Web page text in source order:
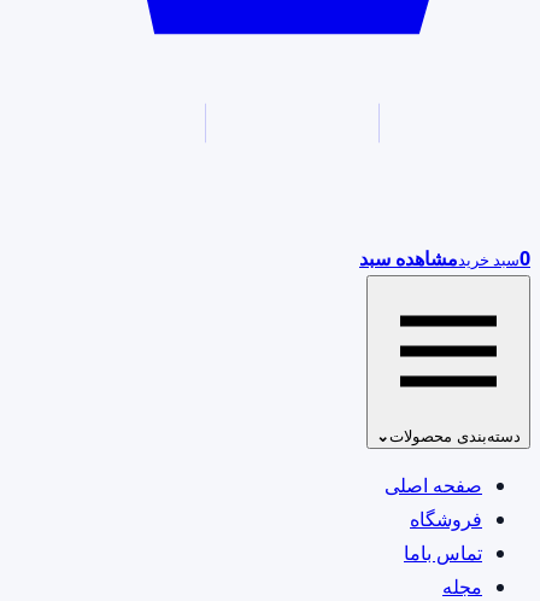
0سبد خریدمشاهده سبد
دسته‌بندی محصولات⌄
صفحه اصلی
فروشگاه
تماس باما
مجله